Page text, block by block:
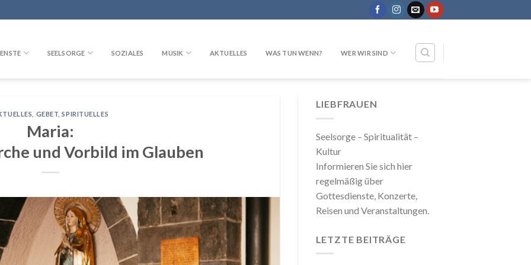
SEELSORGE SOZIALES MUSIK AKTUELLES WAS TUN WENN? WER WIR SIND
GEBET ,SPIRITUELLES
Maria:
und Vorbild im Glauben
LIEBFRAUEN
Seelsorge – Spiritualität –
Kultur
Informieren Sie sich hier
regelmäßig über
Gottesdienste, Konzerte,
Reisen und Veranstaltungen.
LETZTE BEITRÄGE